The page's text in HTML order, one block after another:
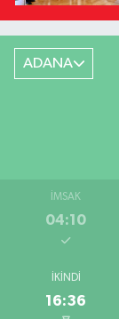
ADANA
İMSAK
04:10
İKINDI
16:36